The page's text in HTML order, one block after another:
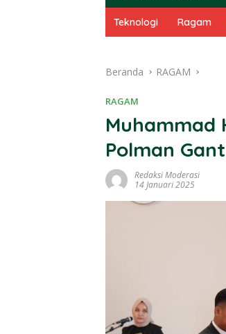
Teknologi Ragam
Beranda RAGAM
RAGAM
Muhammad
Polman
Redaksi Moderasi
14 Januari 2025